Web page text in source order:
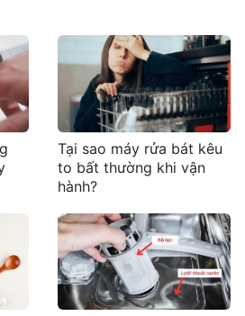
Tại sao máy rửa bát kêu
to bất thường khi vận
hành?